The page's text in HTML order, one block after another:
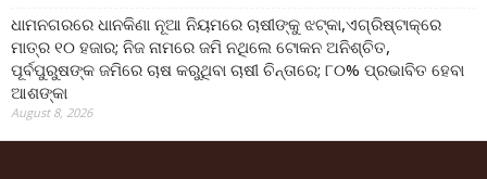
ଧାମନଗରରେ ଧାନକିଣା ନୂଆ ନିୟମରେ ଚାଷୀଙ୍କୁ ଝଟ୍‌କା,ଏଗ୍ରିଷ୍ଟାକ୍‌ରେ
ମାତ୍ର ୧୦ ହଜାର; ନିଜ ନାମରେ ଜମି ନଥିଲେ ଟୋକନ ଅନିଶ୍ଚିତ,
ପୂର୍ବପୁରୁଷଙ୍କ ଜମିରେ ଚାଷ କରୁଥିବା ଚାଷୀ ଚିନ୍ତାରେ; ୮୦% ପ୍ରଭାବିତ ହେବା
ଆଶଙ୍କା
August 8, 2026